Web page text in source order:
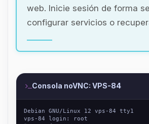
web. Inicie sesión de forma
configurar servicios o
Consola noVNC: VPS-84
Debian GNU/Linux 12 vps-84 tty1
vps-84 login: root